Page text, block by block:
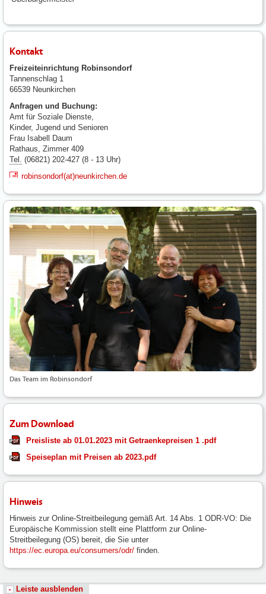
Kontakt
Freizeiteinrichtung Robinsondorf
Tannenschlag 1
66539 Neunkirchen
Anfragen und Buchung:
Amt für Soziale Dienste,
Kinder, Jugend und Senioren
Frau Isabell Daum
Rathaus, Zimmer 409
Tel. (06821) 202-427 (8 - 13 Uhr)
robinsondorf(at)neunkirchen.de
Das Team im Robinsondorf
Zum Download
Preisliste ab 01.01.2023 mit Getraenkepreisen 1 .pdf
Speiseplan mit Preisen ab 2023.pdf
Hinweis
Hinweis zur Online-Streitbeilegung gemäß Art. 14 Abs. 1 ODR-VO: Die
Europäische Kommission stellt eine Plattform zur Online-
Streitbeilegung (OS) bereit, die Sie unter
https://ec.europa.eu/consumers/odr/ finden.
Leiste ausblenden